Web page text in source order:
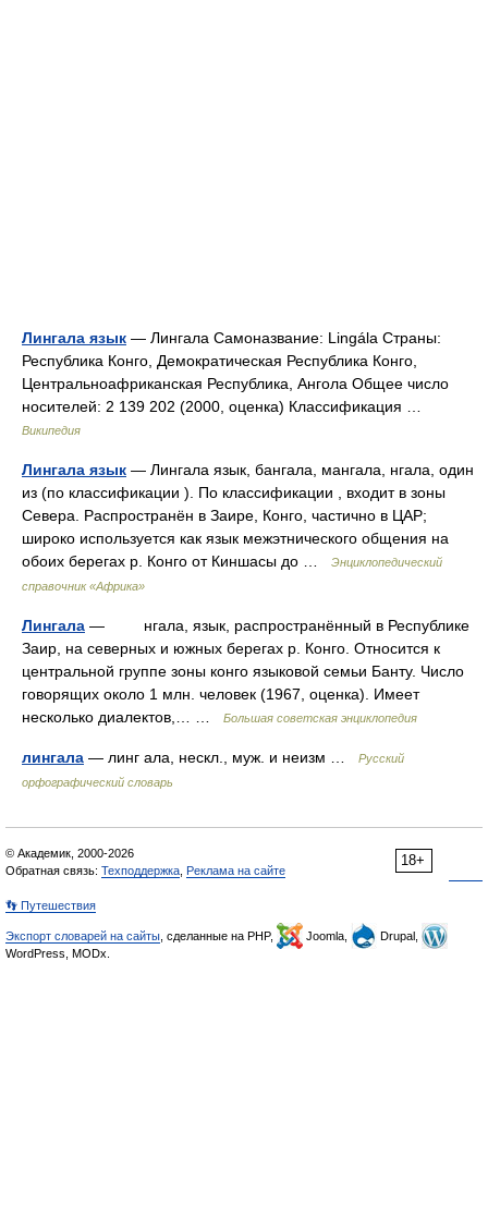
Лингала язык — Лингала Самоназвание: Lingála Страны:
Республика Конго, Демократическая Республика Конго,
Центральноафриканская Республика, Ангола Общее число
носителей: 2 139 202 (2000, оценка) Классификация …
Википедия
Лингала язык — Лингала язык, бангала, мангала, нгала, один
из (по классификации ). По классификации , входит в зоны
Севера. Распространён в Заире, Конго, частично в ЦАР;
широко используется как язык межэтнического общения на
обоих берегах р. Конго от Киншасы до …
Энциклопедический
справочник «Африка»
Лингала — нгала, язык, распространённый в Республике
Заир, на северных и южных берегах р. Конго. Относится к
центральной группе зоны конго языковой семьи Банту. Число
говорящих около 1 млн. человек (1967, оценка). Имеет
несколько диалектов,… …
Большая советская энциклопедия
лингала — линг ала, нескл., муж. и неизм …
Русский
орфографический словарь
18+
© Академик, 2000-2026
Обратная связь: Техподдержка Реклама на сайте
👣 Путешествия
Экспорт словарей на сайты , сделанные на PHP, Joomla,
Drupal,
WordPress, MODx.